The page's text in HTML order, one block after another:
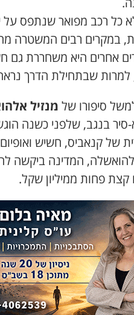
כל רכב מפואר שנתפס על
במקרים רבים המשטרה
אחרים היא משחררת גם
שבתחילת הדרך
סיפורו של מנזיל
בנגב, שלפני כשנה
של קנאביס, חשיש
קצת פחות ממיליון שקל.